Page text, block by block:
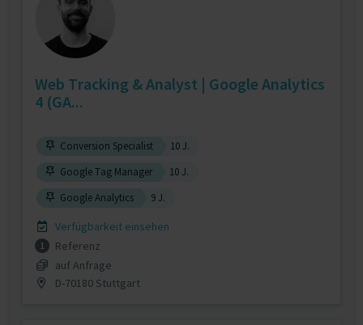
Web Tracking & Analyst | Google Analytics
4 (GA...
Conversion Specialist
10 J.
Google Tag Manager
10 J.
Google Analytics
9 J.
Verfügbarkeit einsehen
1
Referenz
auf Anfrage
D-70180 Stuttgart